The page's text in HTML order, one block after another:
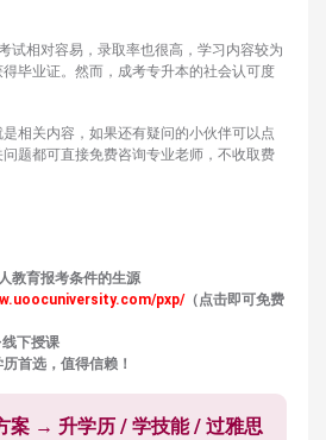
试相对容易，录取率也很高，学习内容较为
毕业证。然而，成考专升本的社会认可度
相关内容，如果还有疑问的小伙伴可以点
题都可直接免费咨询专业老师，不收取费
教育报考条件的生源
pxp/（点击即可免费
下授课
首选，值得信赖！
案 → 升学历 / 学技能 / 过雅思